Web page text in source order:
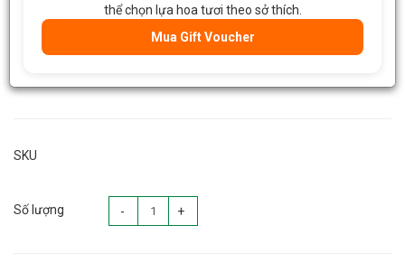
SKU
Số lượng - +
thể chọn lựa hoa tươi theo sở thích.
Mua Gift Voucher